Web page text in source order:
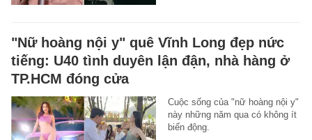
"Nữ hoàng nội y" quê Vĩnh Long đẹp nức
tiếng: U40 tình duyên lận đận, nhà hàng ở
TP.HCM đóng cửa
Cuộc sống của "nữ hoàng nội y"
này những năm qua có không ít
biến động.